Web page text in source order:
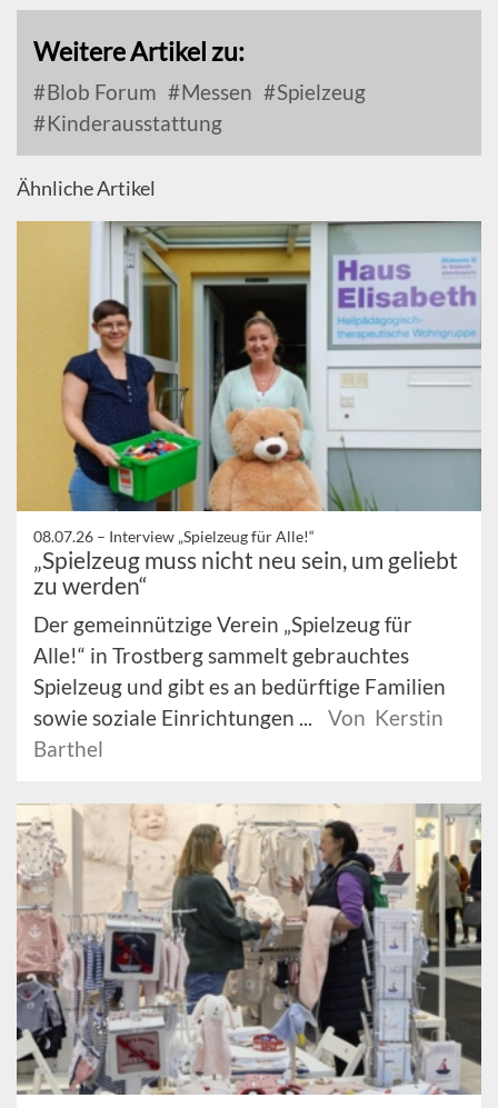
Weitere Artikel zu:
Blob Forum Messen
Spielzeug
Kinderausstattung
Ähnliche Artikel
08.07.26 – Interview „Spielzeug für Alle!“
„Spielzeug muss nicht neu sein, um geliebt
zu werden“
Der gemeinnützige Verein „Spielzeug für
Alle!“ in Trostberg sammelt gebrauchtes
Spielzeug und gibt es an bedürftige Familien
sowie soziale Einrichtungen ...
Von Kerstin
Barthel